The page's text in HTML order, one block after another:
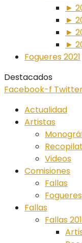
►
►
►
►
Fogueres 2021
Destacados
Facebook-f
Actualidad
Artistas
Videos
Comisiones
Fallas
Fogueres
Fallas
Fallas